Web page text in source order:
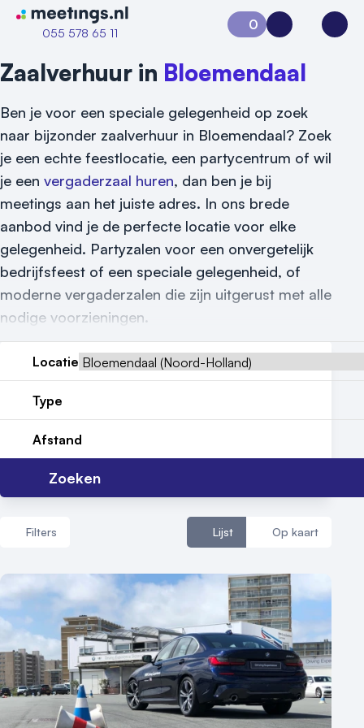
Naar home van Meetings
055 578 65 11
Vraag locatie aan
Locatiegids
Meld locatie aan
Reviews (5⭐️)
Contact
0
Aanvraag 0Inloggen
Zaalverhuur in Bloemendaal
Ben je voor een speciale gelegenheid op zoek
naar bijzonder zaalverhuur in Bloemendaal? Zoek
je een echte feestlocatie, een partycentrum of wil
je een vergaderzaal huren, dan ben je bij
meetings aan het juiste adres. In ons brede
aanbod vind je de perfecte locatie voor elke
gelegenheid. Partyzalen voor een onvergetelijk
bedrijfsfeest of een speciale gelegenheid, of
moderne vergaderzalen die zijn uitgerust met alle
nodige voorzieningen.
Locatie
Type
Afstand
Zoeken
Filters Lijst Op kaart
Aantal zalen
1 - 5 zalen
6 - 10 zalen
10 of meer zalen
Aantal personen